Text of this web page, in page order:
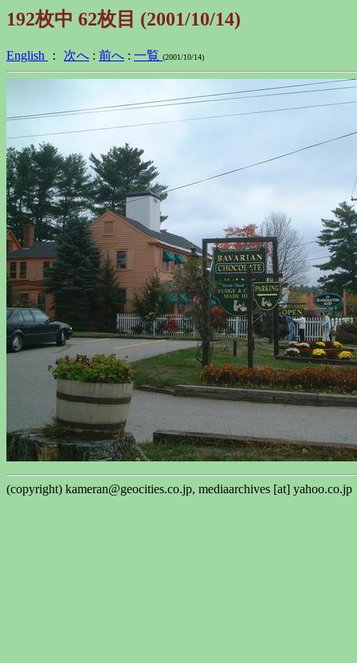
192枚中 62枚目 (2001/10/14)
English ： 次へ : 前へ : 一覧 (2001/10/14)
(copyright) kameran@geocities.co.jp, mediaarchives [at] yahoo.co.jp